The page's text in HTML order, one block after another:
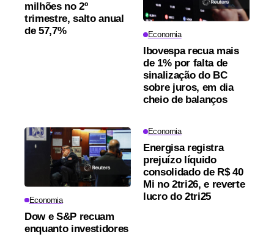
milhões no 2º
trimestre, salto anual
de 57,7%
Economia
Ibovespa recua mais
de 1% por falta de
sinalização do BC
sobre juros, em dia
cheio de balanços
Economia
Dow e S&P recuam
enquanto investidores
Economia
Energisa registra
prejuízo líquido
consolidado de R$ 40
Mi no 2tri26, e reverte
lucro do 2tri25